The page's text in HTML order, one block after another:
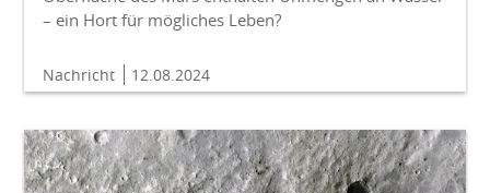
– ein Hort für mögliches Leben?
Nachricht 12.08.2024